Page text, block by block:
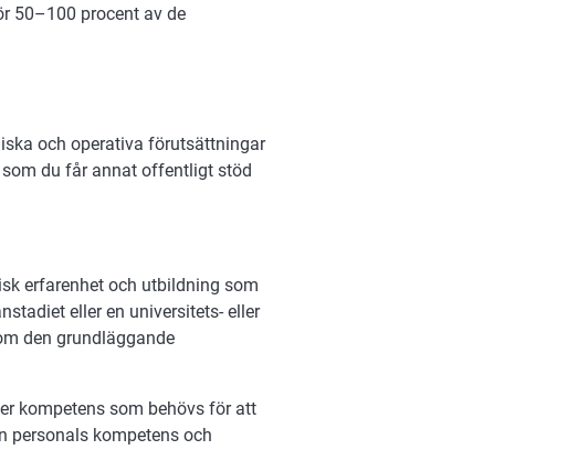
50–100 procent av de
och operativa förutsättningar
du får annat offentligt stöd
erfarenhet och utbildning som
eller en universitets- eller
den grundläggande
kompetens som behövs för att
personals kompetens och